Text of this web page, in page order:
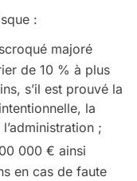
:
majoré
de 10 % à plus
s’il est prouvé la
la
;
000 € ainsi
en cas de faute